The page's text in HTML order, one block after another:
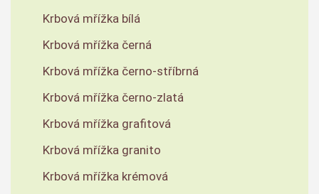
Krbová mřížka bílá
Krbová mřížka černá
Krbová mřížka černo-stříbrná
Krbová mřížka černo-zlatá
Krbová mřížka grafitová
Krbová mřížka granito
Krbová mřížka krémová